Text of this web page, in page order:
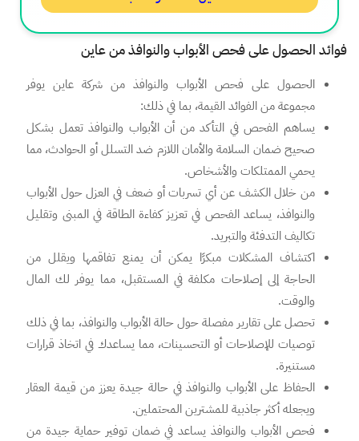
فوائد الحصول على فحص الأبواب والنوافذ من عاين
الحصول على فحص الأبواب والنوافذ من شركة عاين يوفر
مجموعة من الفوائد القيمة، بما في ذلك:
يساهم الفحص في التأكد من أن الأبواب والنوافذ تعمل بشكل
صحيح ضمان السلامة والأمان اللازم ضد التسلل أو الحوادث، مما
يحمي الممتلكات والأشخاص.
من خلال الكشف عن أي تسربات أو ضعف في العزل حول الأبواب
والنوافذ، يساعد الفحص في تعزيز كفاءة الطاقة في المبنى وتقليل
تكاليف التدفئة والتبريد.
اكتشاف المشكلات مبكرًا يمكن أن يمنع تفاقمها ويقلل من
الحاجة إلى إصلاحات مكلفة في المستقبل، مما يوفر لك المال
والوقت.
تحصل على تقارير مفصلة حول حالة الأبواب والنوافذ، بما في ذلك
توصيات للإصلاحات أو التحسينات، مما يساعدك في اتخاذ قرارات
مستنيرة.
الحفاظ على الأبواب والنوافذ في حالة جيدة يعزز من قيمة العقار
ويجعله أكثر جاذبية للمشترين المحتملين.
فحص الأبواب والنوافذ يساعد في ضمان توفير حماية جيدة من